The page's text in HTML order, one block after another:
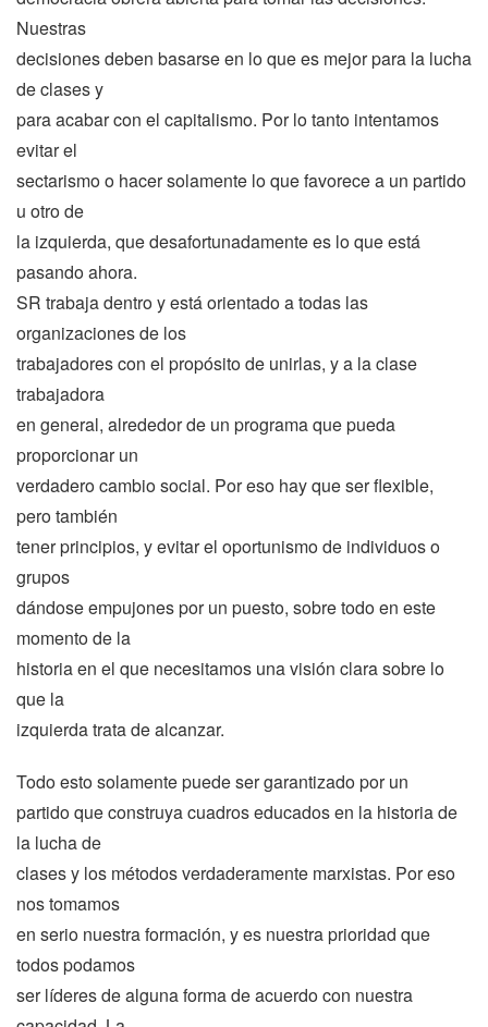
Nuestras
decisiones deben basarse en lo que es mejor para la lucha
de clases y
para acabar con el capitalismo. Por lo tanto intentamos
evitar el
sectarismo o hacer solamente lo que favorece a un partido
u otro de
la izquierda, que desafortunadamente es lo que está
pasando ahora.
SR trabaja dentro y está orientado a todas las
organizaciones de los
trabajadores con el propósito de unirlas, y a la clase
trabajadora
en general, alrededor de un programa que pueda
proporcionar un
verdadero cambio social. Por eso hay que ser flexible,
pero también
tener principios, y evitar el oportunismo de individuos o
grupos
dándose empujones por un puesto, sobre todo en este
momento de la
historia en el que necesitamos una visión clara sobre lo
que la
izquierda trata de alcanzar.
Todo esto solamente puede ser garantizado por un
partido que construya cuadros educados en la historia de
la lucha de
clases y los métodos verdaderamente marxistas. Por eso
nos tomamos
en serio nuestra formación, y es nuestra prioridad que
todos podamos
ser líderes de alguna forma de acuerdo con nuestra